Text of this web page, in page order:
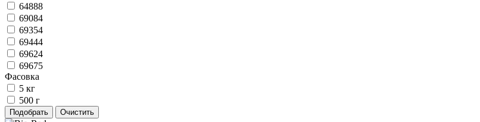
64888
69084
69354
69444
69624
69675
Фасовка
5 кг
500 г